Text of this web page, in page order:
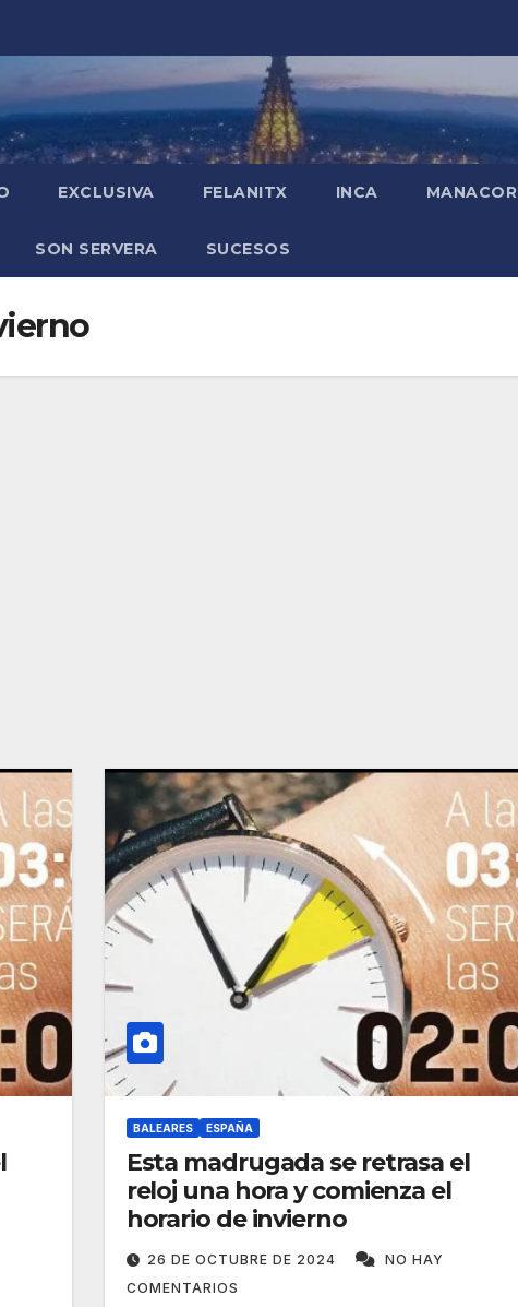
EXCLUSIVA FELANITX INCA MANACOR
SON SERVERA SUCESOS
BALEARES ESPAÑA
Esta madrugada se retrasa el
reloj una hora y comienza el
horario de invierno
26 DE OCTUBRE DE 2024
NO HAY
COMENTARIOS